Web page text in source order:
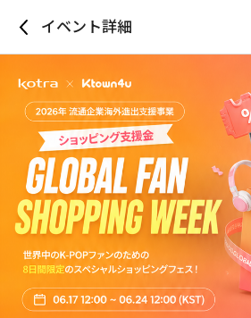
イベント詳細